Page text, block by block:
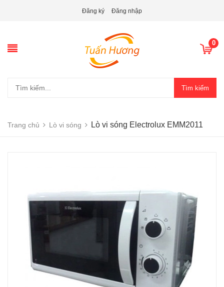
Đăng ký Đăng nhập
0
Tìm kiếm
Trang chủ Lò vi sóng Lò vi sóng Electrolux EMM2011